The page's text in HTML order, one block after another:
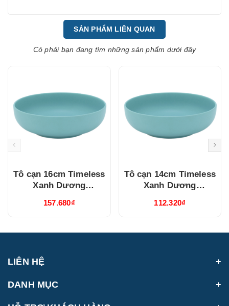
SẢN PHẨM LIÊN QUAN
Có phải bạn đang tìm những sản phẩm dưới đây
Tô cạn 16cm Timeless
Xanh Dương
157.680₫
Tô cạn 14cm Timeless
Xanh Dương
112.320₫
LIÊN HỆ
DANH MỤC